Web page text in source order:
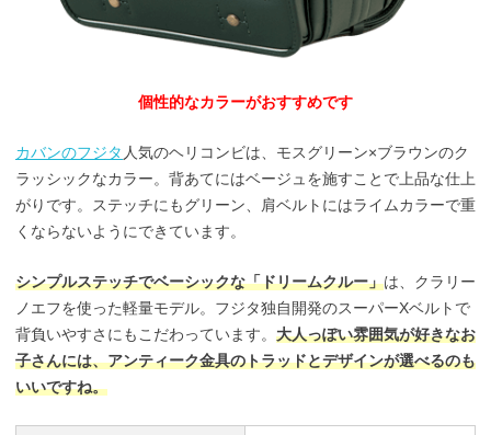
個性的なカラーがおすすめです
カバンのフジタ 人気のヘリコンビは、モスグリーン×ブラウンのク
ラッシックなカラー。背あてにはベージュを施すことで上品な仕上
がりです。ステッチにもグリーン、肩ベルトにはライムカラーで重
くならないようにできています。
シンプルステッチでベーシックな「ドリームクルー」は、クラリー
ノエフを使った軽量モデル。フジタ独自開発のスーパーXベルトで
背負いやすさにもこだわっています。 大人っぽい雰囲気が好きなお
子さんには、アンティーク金具のトラッドとデザインが選べるのも
いいですね。